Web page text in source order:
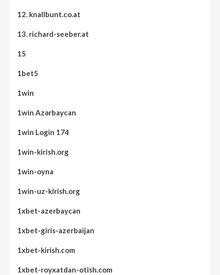
12. knallbunt.co.at
13. richard-seeber.at
15
1bet5
1win
1win Azərbaycan
1win Login 174
1win-kirish.org
1win-oyna
1win-uz-kirish.org
1xbet-azerbaycan
1xbet-giris-azerbaijan
1xbet-kirish.com
1xbet-royxatdan-otish.com